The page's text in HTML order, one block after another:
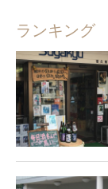
ランキング